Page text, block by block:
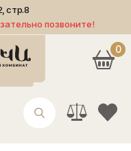
стр.8
позвоните!
0